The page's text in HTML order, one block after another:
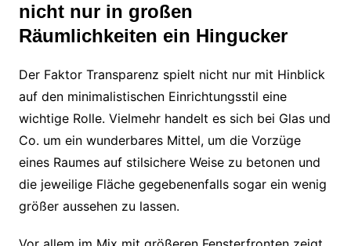
nicht nur in großen
Räumlichkeiten ein Hingucker
Der Faktor Transparenz spielt nicht nur mit Hinblick
auf den minimalistischen Einrichtungsstil eine
wichtige Rolle. Vielmehr handelt es sich bei Glas und
Co. um ein wunderbares Mittel, um die Vorzüge
eines Raumes auf stilsichere Weise zu betonen und
die jeweilige Fläche gegebenenfalls sogar ein wenig
größer aussehen zu lassen.